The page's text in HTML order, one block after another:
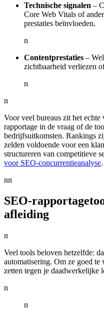
Technische signalen –
Core Web Vitals of
prestaties beïnvloeden.
n
Contentprestaties –
zichtbaarheid verliezen
n
n
Voor veel bureaus zit het echte
rapportage in de vraag of de
bedrijfsuitkomsten. Rankings
zelden voldoende voor een
structureren van competitieve
voor SEO-concurrentieanalyse.
nn
SEO-
afleiding
n
Veel tools beloven hetzelfde:
automatisering. Om ze goed
zetten tegen je daadwerkelijke
n
n